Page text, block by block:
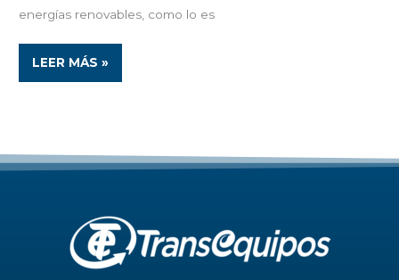
energías renovables, como lo es
LEER MÁS »